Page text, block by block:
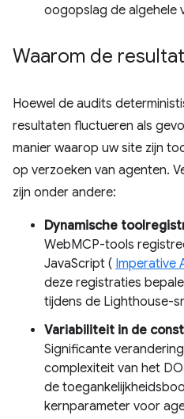
oogopslag de algehele
Waarom de
Hoewel de audits
resultaten fluctueren als
manier waarop uw site zijn
op verzoeken van agenten.
zijn onder andere:
Dynamische
WebMCP-tools
JavaScript ( Imperative
deze registraties
tijdens de Lighthouse-
Variabiliteit in de
Significante
complexiteit van het
de
kernparameter voor